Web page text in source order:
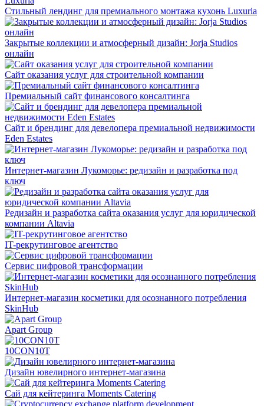
Стильный лендинг для премиального монтажа кухонь Luxuria
Закрытые коллекции и атмосферный дизайн: Jorja Studios
онлайн
Сайт оказания услуг для строительной компании
Премиальный сайт финансового консалтинга
Сайт и брендинг для девелопера премиальной недвижимости
Eden Estates
Интернет-магазин Лукоморье: редизайн и разработка под
ключ
Редизайн и разработка сайта оказания услуг для юридической
компании Altavia
IT-рекрутинговое агентство
Сервис цифровой трансформации
Интернет-магазин косметики для осознанного потребления
SkinHub
Apart Group
10CON10T
Дизайн ювелирного интернет-магазина
Сай для кейтеринга Moments Catering